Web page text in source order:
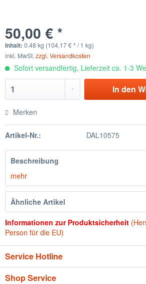
50,00 € *
Inhalt: 0.48 kg (104,17 € * / 1 kg)
inkl. MwSt. zzgl. Versandkosten
Sofort versandfertig, Lieferzeit ca. 1-3
In den
Merken
Artikel-Nr.: DAL10575
Beschreibung
mehr
Ähnliche Artikel
Informationen zur Produktsicherheit
Person für die EU)
Service Hotline
Shop Service